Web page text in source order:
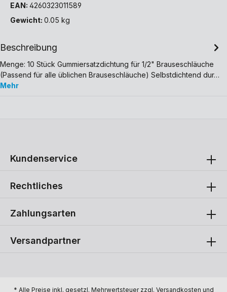
EAN: 4260323011589
Gewicht: 0.05 kg
Beschreibung
Menge: 10 Stück Gummiersatzdichtung für 1/2" Brauseschläuche
(Passend für alle üblichen Brauseschläuche) Selbstdichtend dur…
Mehr
Zahlungsarten
Versandpartner
Kundenservice
Rechtliches
* Alle Preise inkl. gesetzl. Mehrwertsteuer zzgl. Versandkosten und